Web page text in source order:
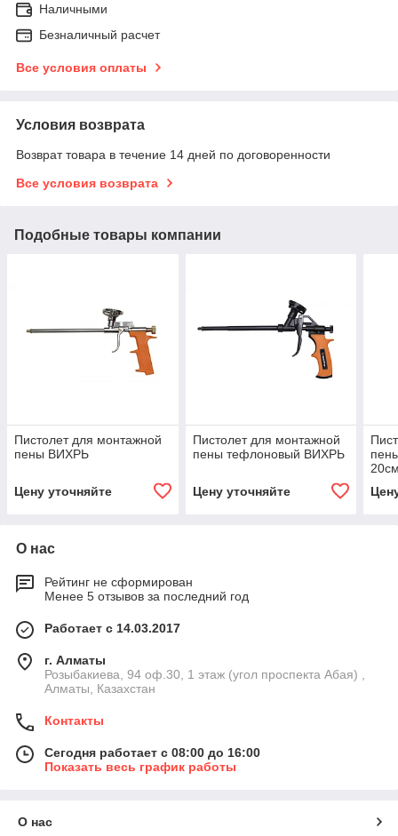
Наличными
Безналичный расчет
Все условия оплаты
Условия возврата
Возврат товара в течение 14 дней по договоренности
Все условия возврата
Подобные товары компании
Пистолет для монтажной
пены ВИХРЬ
Цену уточняйте
Пистолет для монтажной
пены тефлоновый ВИХРЬ
Цену уточняйте
О нас
Рейтинг не сформирован
Менее 5 отзывов за последний год
Работает с 14.03.2017
г. Алматы
Розыбакиева, 94 оф.30, 1 этаж (угол проспекта Абая) ,
Алматы, Казахстан
Контакты
Сегодня работает с 08:00 до 16:00
Показать весь график работы
О нас